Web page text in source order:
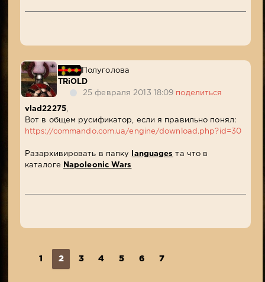
Полуголова
TRiOLD
25 февраля 2013 18:09 поделиться
vlad22275,
Вот в общем русификатор, если я правильно понял:
https://commando.com.ua/engine/download.php?id=30
Разархивировать в папку languages та что в
каталоге
Napoleonic Wars
1 2 3 4 5 6 7